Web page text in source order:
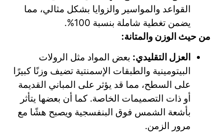
القواعد والمواسير والزوايا بشكل مثالي، مما
يضمن تغطية شاملة بنسبة 100%.
من حيث الوزن والمتانة:
العزل التقليدي: بعض المواد مثل الرولات
البيتومينية والطبقات الإسمنتية تضيف وزنًا كبيرًا
على السطح، مما قد يؤثر على المباني القديمة
أو ذات التصميمات الخاصة. كما أن بعضها يتأثر
بأشعة الشمس فوق البنفسجية ويصبح هشًا مع
مرور الزمن.